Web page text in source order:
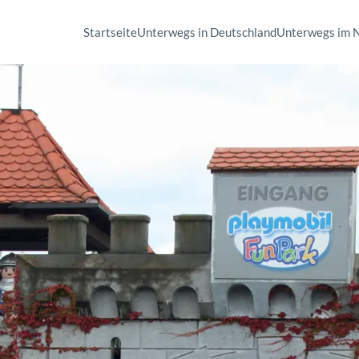
StartseiteUnterwegs in DeutschlandUnterwegs im